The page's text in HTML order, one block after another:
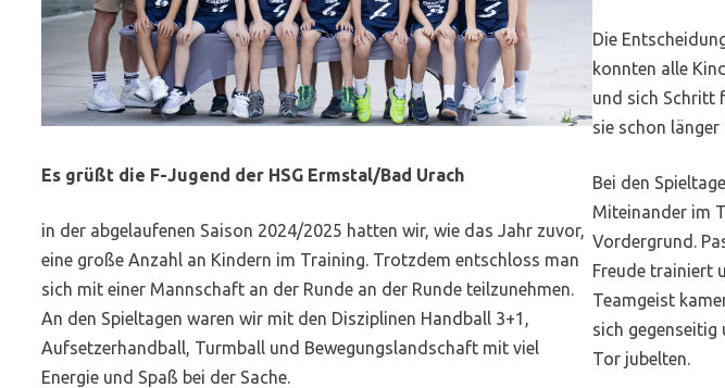
Es grüßt die F-Jugend der HSG Ermstal/Bad Urach
in der abgelaufenen Saison 2024/2025 hatten wir, wie das Jahr zuvor,
eine große Anzahl an Kindern im Training. Trotzdem entschloss man
sich mit einer Mannschaft an der Runde an der Runde teilzunehmen.
An den Spieltagen waren wir mit den Disziplinen Handball 3+1,
Aufsetzerhandball, Turmball und Bewegungslandschaft mit viel
Energie und Spaß bei der Sache.
Die
konnten alle
und sich Schritt
sie schon
Bei den
Miteinander im
Vordergrund.
Freude trainiert
Teamgeist
sich
Tor jubelten.